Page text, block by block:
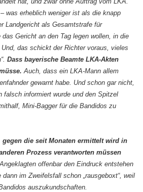
was erheblich weniger ist als die knapp
Landgericht als Gesamtstrafe für
Gericht an den Tag legen wollen, in die
das schickt der Richter voraus, vieles
Dass bayerische Beamte LKA-Akten
Auch, dass ein LKA-Mann allem
gewarnt habe. Und schon gar nicht,
informiert wurde und den Spitzel
Mini-Bagger für die Bandidos zu
gegen die seit Monaten ermittelt wird in
Prozess verantworten müssen
offenbar den Eindruck entstehen
im Zweifelsfall schon „rausgeboxt“, weil
auszukundschaften.